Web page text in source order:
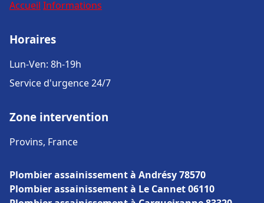
Accueil Informations
Horaires
Lun-Ven: 8h-19h
Service d'urgence 24/7
Zone intervention
Provins, France
Plombier assainissement à Andrésy 78570
Plombier assainissement à Le Cannet 06110